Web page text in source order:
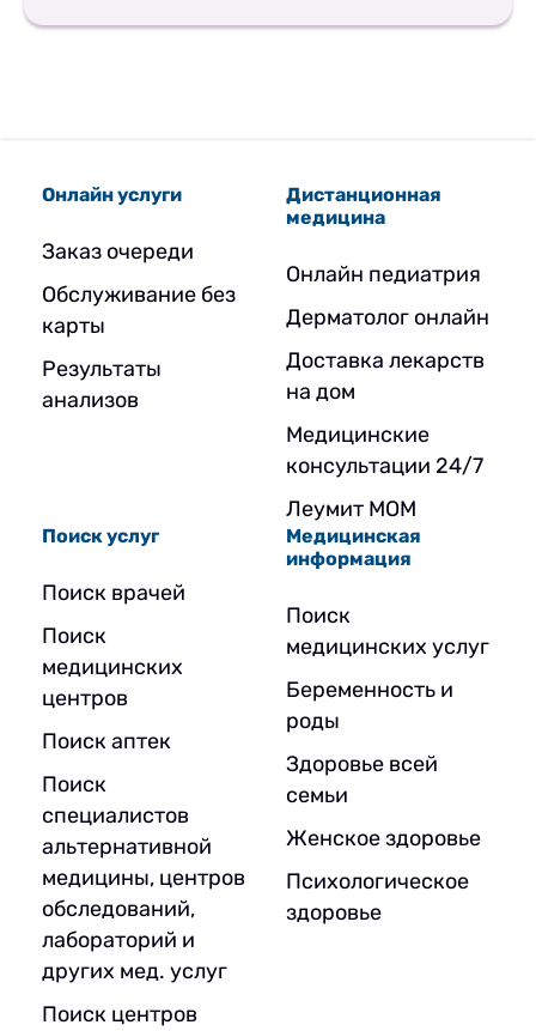
Онлайн услуги
Заказ очереди
Обслуживание без
карты
Результаты
анализов
Дистанционная
медицина
Онлайн педиатрия
Дерматолог онлайн
Доставка лекарств
на дом
Медицинские
консультации 24/7
Леумит МОМ
Поиск услуг
Поиск врачей
Поиск
медицинских
центров
Поиск аптек
Поиск
специалистов
альтернативной
медицины, центров
обследований,
лабораторий и
других мед. услуг
Поиск центров
Медицинская
информация
Поиск
медицинских услуг
Беременность и
роды
Здоровье всей
семьи
Женское здоровье
Психологическое
здоровье